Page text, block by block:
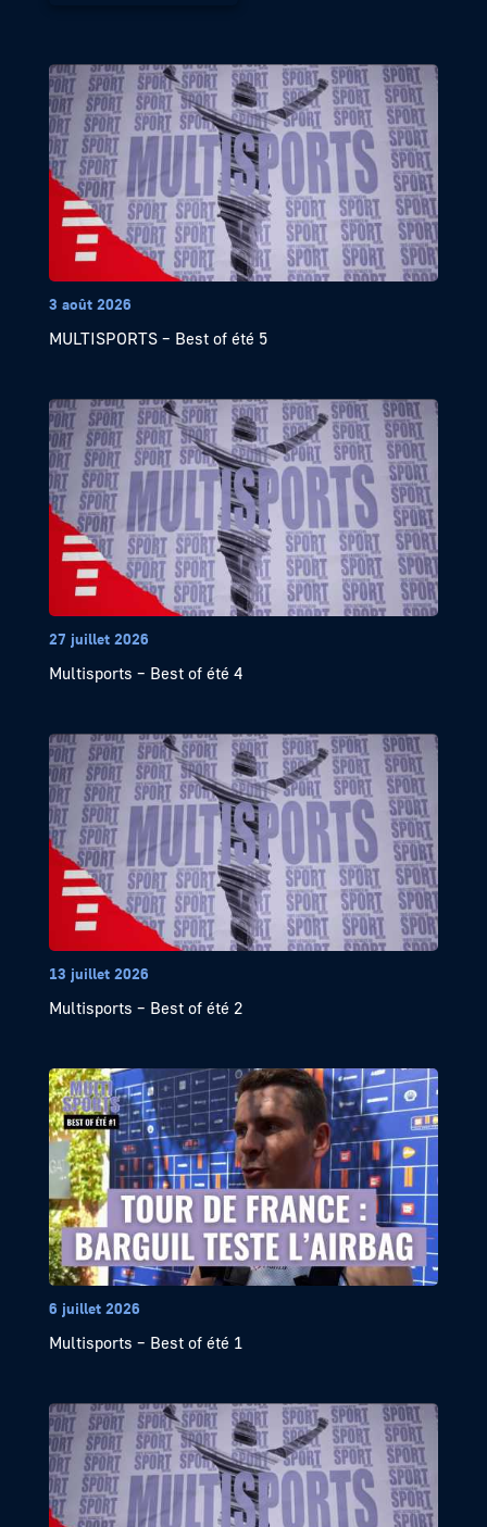
3 août 2026
MULTISPORTS – Best of été 5
27 juillet 2026
Multisports – Best of été 4
13 juillet 2026
Multisports – Best of été 2
6 juillet 2026
Multisports – Best of été 1